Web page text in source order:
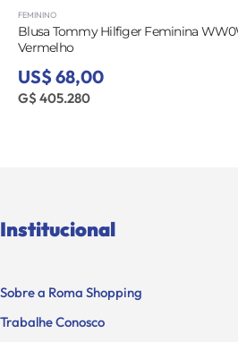
FEMININO
Blusa Tommy Hilfiger Feminina
Vermelho
US$ 68,00
G$ 405.280
Institucional
Sobre a Roma Shopping
Trabalhe Conosco